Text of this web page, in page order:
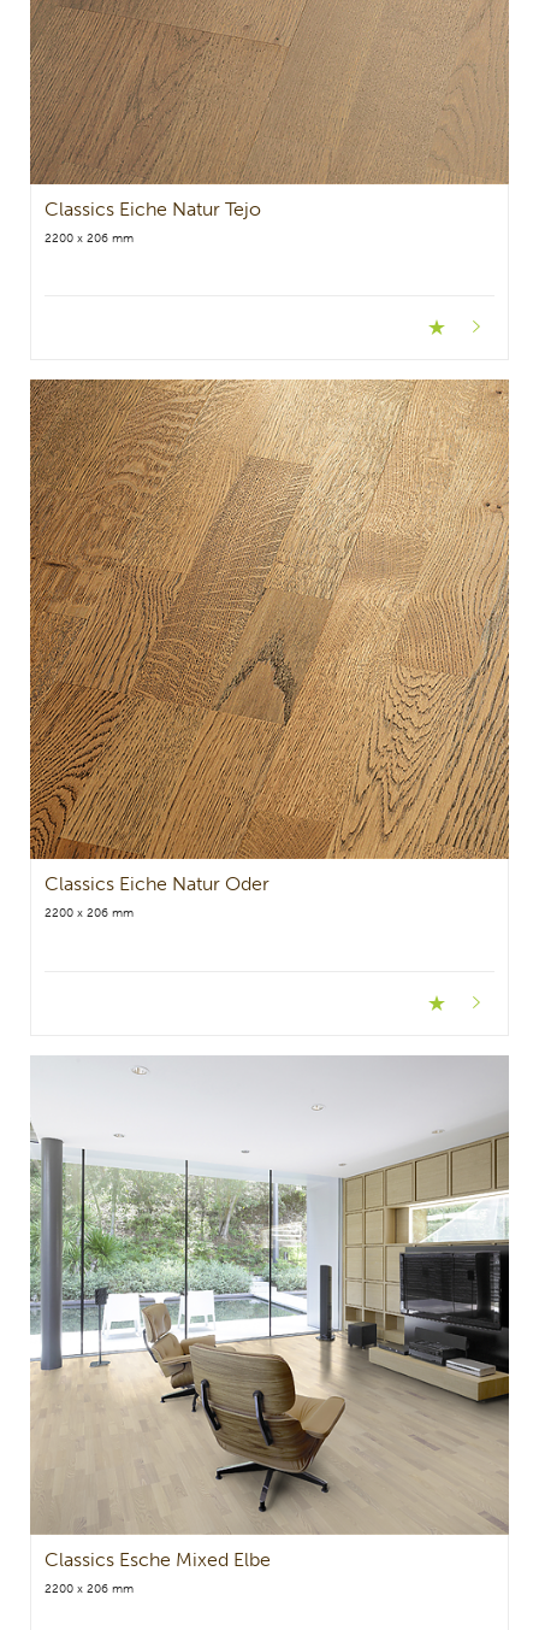
Classics Eiche Natur Tejo
2200 x 206 mm
Classics Eiche Natur Oder
2200 x 206 mm
Classics Esche Mixed Elbe
2200 x 206 mm